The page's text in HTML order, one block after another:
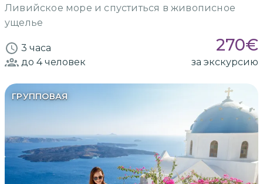
Ливийское море и спуститься в живописное
ущелье
3 часа 270€
до 4человек за экскурсию
ГРУППОВАЯ